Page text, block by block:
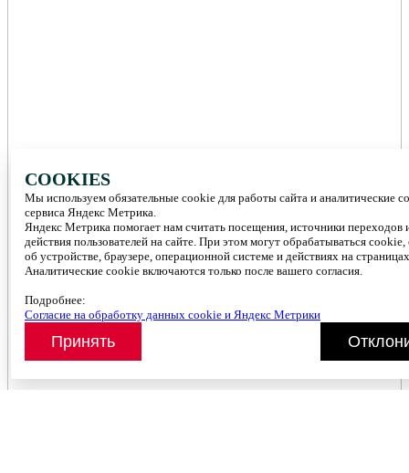
COOKIES
Мы используем обязательные cookie для работы сайта и аналитические
сервиса Яндекс Метрика.
Яндекс Метрика помогает нам считать посещения, источники переходов
действия пользователей на сайте. При этом могут обрабатываться cookie,
об устройстве, браузере, операционной системе и действиях на
Аналитические cookie включаются только после вашего согласия.
Подробнее:
Согласие на обработку данных cookie и Яндекс Метрики
Принять